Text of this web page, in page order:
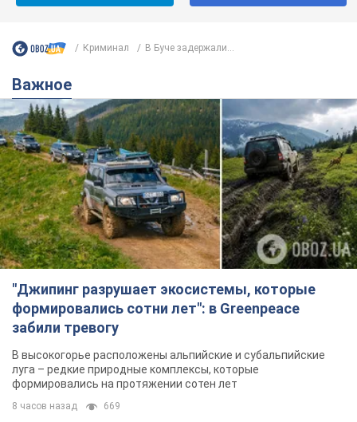
Криминал В Буче задержали...
Важное
"Джипинг разрушает экосистемы, которые
формировались сотни лет": в Greenpeace
забили тревогу
В высокогорье расположены альпийские и субальпийские
луга – редкие природные комплексы, которые
формировались на протяжении сотен лет
8 часов назад 669